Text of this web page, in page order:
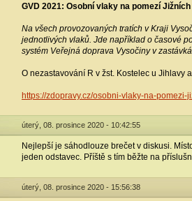
GVD 2021: Osobní vlaky na pomezí
Na všech provozovaných tratích v Kraji
jednotlivých vlaků. Jde například o časové
systém Veřejná doprava Vysočiny v
O nezastavování R v žst. Kostelec u Jihlavy
https://zdopravy.cz/osobni-vlaky-na-
úterý, 08. prosince 2020 - 10:42:55
Nejlepší je sáhodlouze brečet v diskusi.
jeden odstavec. Příště s tím běžte na
úterý, 08. prosince 2020 - 15:56:38